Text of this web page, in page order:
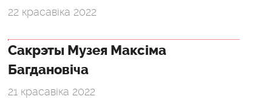
22 красавіка 2022
Сакрэты Музея Максіма
Багдановіча
21 красавіка 2022